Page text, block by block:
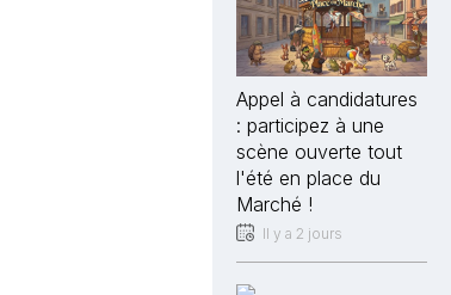
Appel à candidatures
: participez à une
scène ouverte tout
l'été en place du
Marché !
Il y a 2 jours